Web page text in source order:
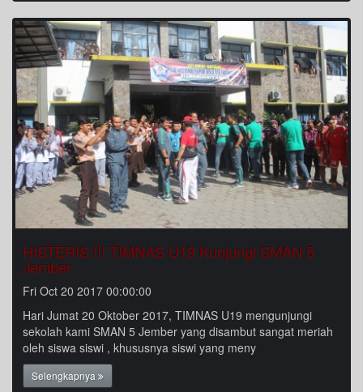
HISTERIS !!! TIMNAS U19 Kunjungi SMAN 5
Jember
Fri Oct 20 2017 00:00:00
Hari Jumat 20 Oktober 2017, TIMNAS U19 mengunjungi
sekolah kami SMAN 5 Jember yang disambut sangat meriah
oleh siswa siswi , khususnya siswi yang meny
Selengkapnya